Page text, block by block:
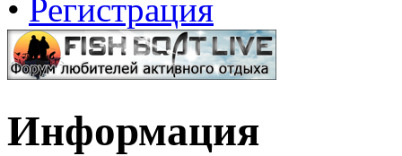
• Регистрация
Информация